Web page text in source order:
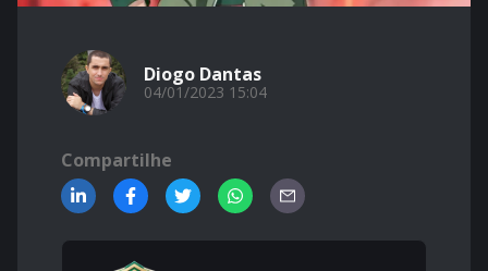
Diogo Dantas
04/01/2023 15:04
Compartilhe